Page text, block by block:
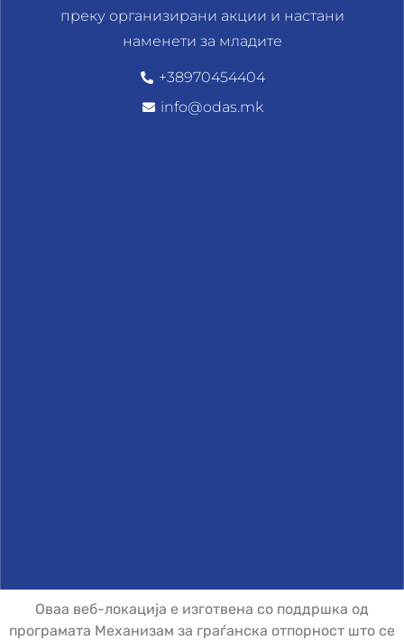
преку организирани акции и настани
наменети за младите
+38970454404
info@odas.mk
Оваа веб-локација е изготвена со поддршка од
програмата Механизам за граѓанска отпорност што се